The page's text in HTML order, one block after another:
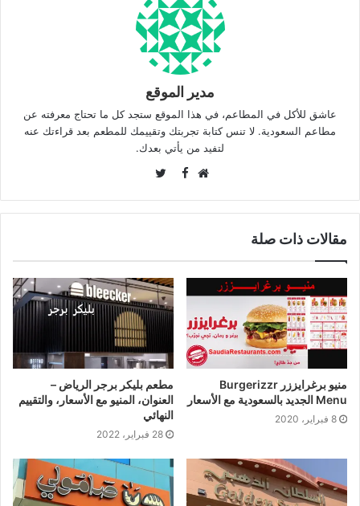
مدير الموقع
عاشق للأكل في المطاعم، في هذا الموقع ستجد كل ما تحتاج معرفته عن
مطاعم السعودية. لا تنس كتابة تجربتك وتقييمك للمطعم بعد قراءتك عنه
لتفيد من يأتي بعدك.
Facebook
مقالات ذات صلة
منيو برغرايززر Burgerizzr
Menu الجديد بالسعودية مع الأسعار
8 فبراير، 2020
مطعم بليكر برجر الرياض –
العنوان، المنيو مع الأسعار، والتقييم
النهائي
28 فبراير، 2022